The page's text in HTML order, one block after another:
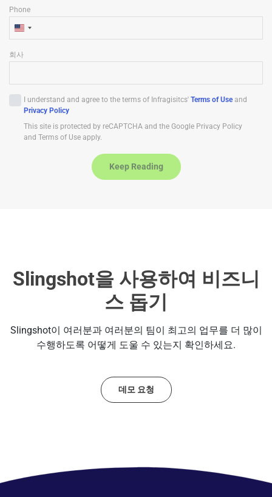
U
i
d
Phone
회사
I understand and agree to the terms of Infragisitcs' Terms of Useand
Privacy Policy
This site is protected by reCAPTCHA and the Google Privacy Policy
and Terms of Use apply.
Keep Reading
Slingshot을 사용하여 비즈니
스 돕기
Slingshot이 여러분과 여러분의 팀이 최고의 업무를 더 많이
수행하도록 어떻게 도울 수 있는지 확인하세요.
데모 요청